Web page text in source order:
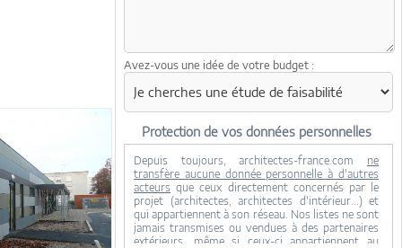
Avez-vous une idée de votre budget :
Protection de vos données personnelles
Depuis toujours, architectes-france.com ne
transfère aucune donnée personnelle à d'autres
acteurs que ceux directement concernés par le
projet (architectes, architectes d'intérieur...) et
qui appartiennent à son réseau. Nos listes ne sont
jamais transmises ou vendues à des partenaires
extérieurs, même si ceux-ci appartiennent au